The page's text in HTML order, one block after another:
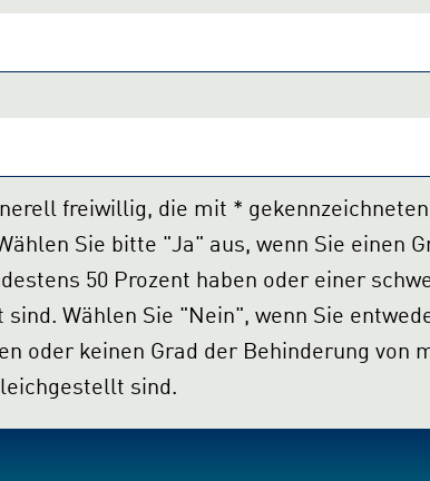
Sie bitte "Ja" aus, wenn Sie einen Grad der
Prozent haben oder einer schwerbehinderten
wenn Sie entweder keine
von mindestens 50
bzw. gleichgestellt sind.